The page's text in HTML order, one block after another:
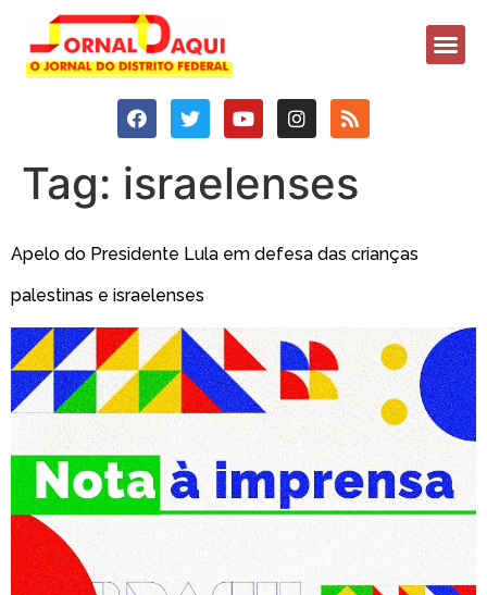
Tag: israelenses
Apelo do Presidente Lula em defesa das crianças
palestinas e israelenses